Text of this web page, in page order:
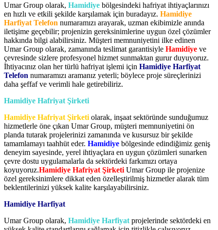
Umar Group olarak, Hamidiye bölgesindeki hafriyat ihtiyaçlarınızı
en hızlı ve etkili şekilde karşılamak için buradayız. Hamidiye
Harfiyat Telefon numaramızı arayarak, uzman ekibimizle anında
iletişime geçebilir; projenizin gereksinimlerine uygun özel çözümler
hakkında bilgi alabilirsiniz. Müşteri memnuniyetini ilke edinen
Umar Group olarak, zamanında teslimat garantisiyle Hamidiye ve
çevresinde sizlere profesyonel hizmet sunmaktan gurur duyuyoruz.
İhtiyacınız olan her türlü hafriyat işlemi için Hamidiye Harfiyat
Telefon numaramızı aramanız yeterli; böylece proje süreçlerinizi
daha şeffaf ve verimli hale getirebiliriz.
Hamidiye Hafriyat Şirketi
Hamidiye Hafriyat Şirketi olarak, inşaat sektöründe sunduğumuz
hizmetlerle öne çıkan Umar Group, müşteri memnuniyetini ön
planda tutarak projelerinizi zamanında ve kusursuz bir şekilde
tamamlamayı taahhüt eder. Hamidiye bölgesinde edindiğimiz geniş
deneyim sayesinde, yerel ihtiyaçlara en uygun çözümleri sunarken
çevre dostu uygulamalarla da sektördeki farkımızı ortaya
koyuyoruz.Hamidiye Hafriyat Şirketi Umar Group ile projenize
özel gereksinimlere dikkat eden özelleştirilmiş hizmetler alarak tüm
beklentilerinizi yüksek kalite karşılayabilirsiniz.
Hamidiye Harfiyat
Umar Group olarak, Hamidiye Harfiyat projelerinde sektördeki en